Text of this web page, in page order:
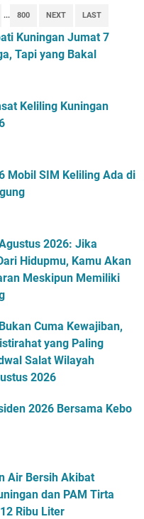
... 800 NEXT LAST
Kuningan Jumat 7
Tapi yang Bakal
Keliling Kuningan
Mobil SIM Keliling Ada di
2026: Jika
Hidupmu, Kamu Akan
Meskipun Memiliki
Cuma Kewajiban,
yang Paling
Salat Wilayah
2026
2026 Bersama Kebo
Air Bersih Akibat
dan PAM Tirta
Ribu Liter